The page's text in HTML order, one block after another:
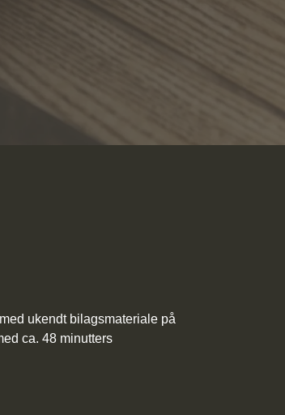
ukendt bilagsmateriale på
ca. 48 minutters